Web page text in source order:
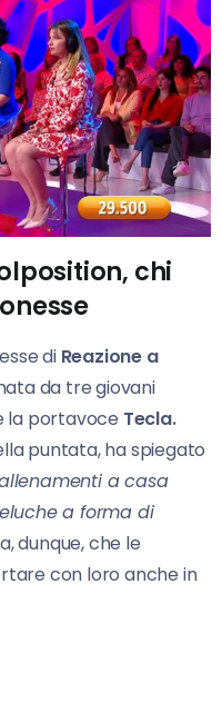
chi
di Reazione a
da tre giovani
la portavoce Tecla.
puntata, ha spiegato
a casa
a forma di
dunque, che le
con loro anche in